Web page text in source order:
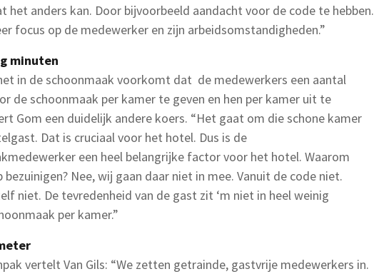
het anders kan. Door bijvoorbeeld aandacht voor de code te hebben.
focus op de medewerker en zijn arbeidsomstandigheden.”
minuten
in de schoonmaak voorkomt dat de medewerkers een aantal
de schoonmaak per kamer te geven en hen per kamer uit te
Gom een duidelijk andere koers. “Het gaat om die schone kamer
Dat is cruciaal voor het hotel. Dus is de
een heel belangrijke factor voor het hotel. Waarom
bezuinigen? Nee, wij gaan daar niet in mee. Vanuit de code niet.
niet. De tevredenheid van de gast zit ‘m niet in heel weinig
per kamer.”
vertelt Van Gils: “We zetten getrainde, gastvrije medewerkers in.